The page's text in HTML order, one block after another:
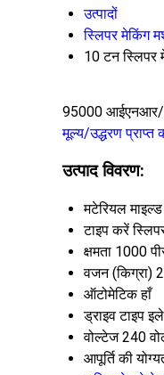
उत्पादों
स्लिपर मेकिंग
10 टन स्लिपर
95000
मूल्य/उद्धरण प्राप्त
उत्पाद विवरण:
मटेरियल
टाइप करें
क्षमता 1000
वजन (किग्रा)
ऑटोमेटिक हाँ
ड्राइव टाइप
वोल्टेज 240
आपूर्ति की